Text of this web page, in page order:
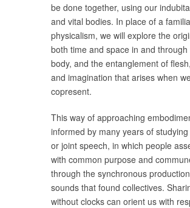
be done together, using our
and vital bodies. In place of a
physicalism, we will explore the
both time and space in and through
body, and the entanglement of
and imagination that arises when
copresent.
This way of approaching
informed by many years of
or joint speech, in which people
with common purpose and
through the synchronous
sounds that found collectives.
without clocks can orient us with